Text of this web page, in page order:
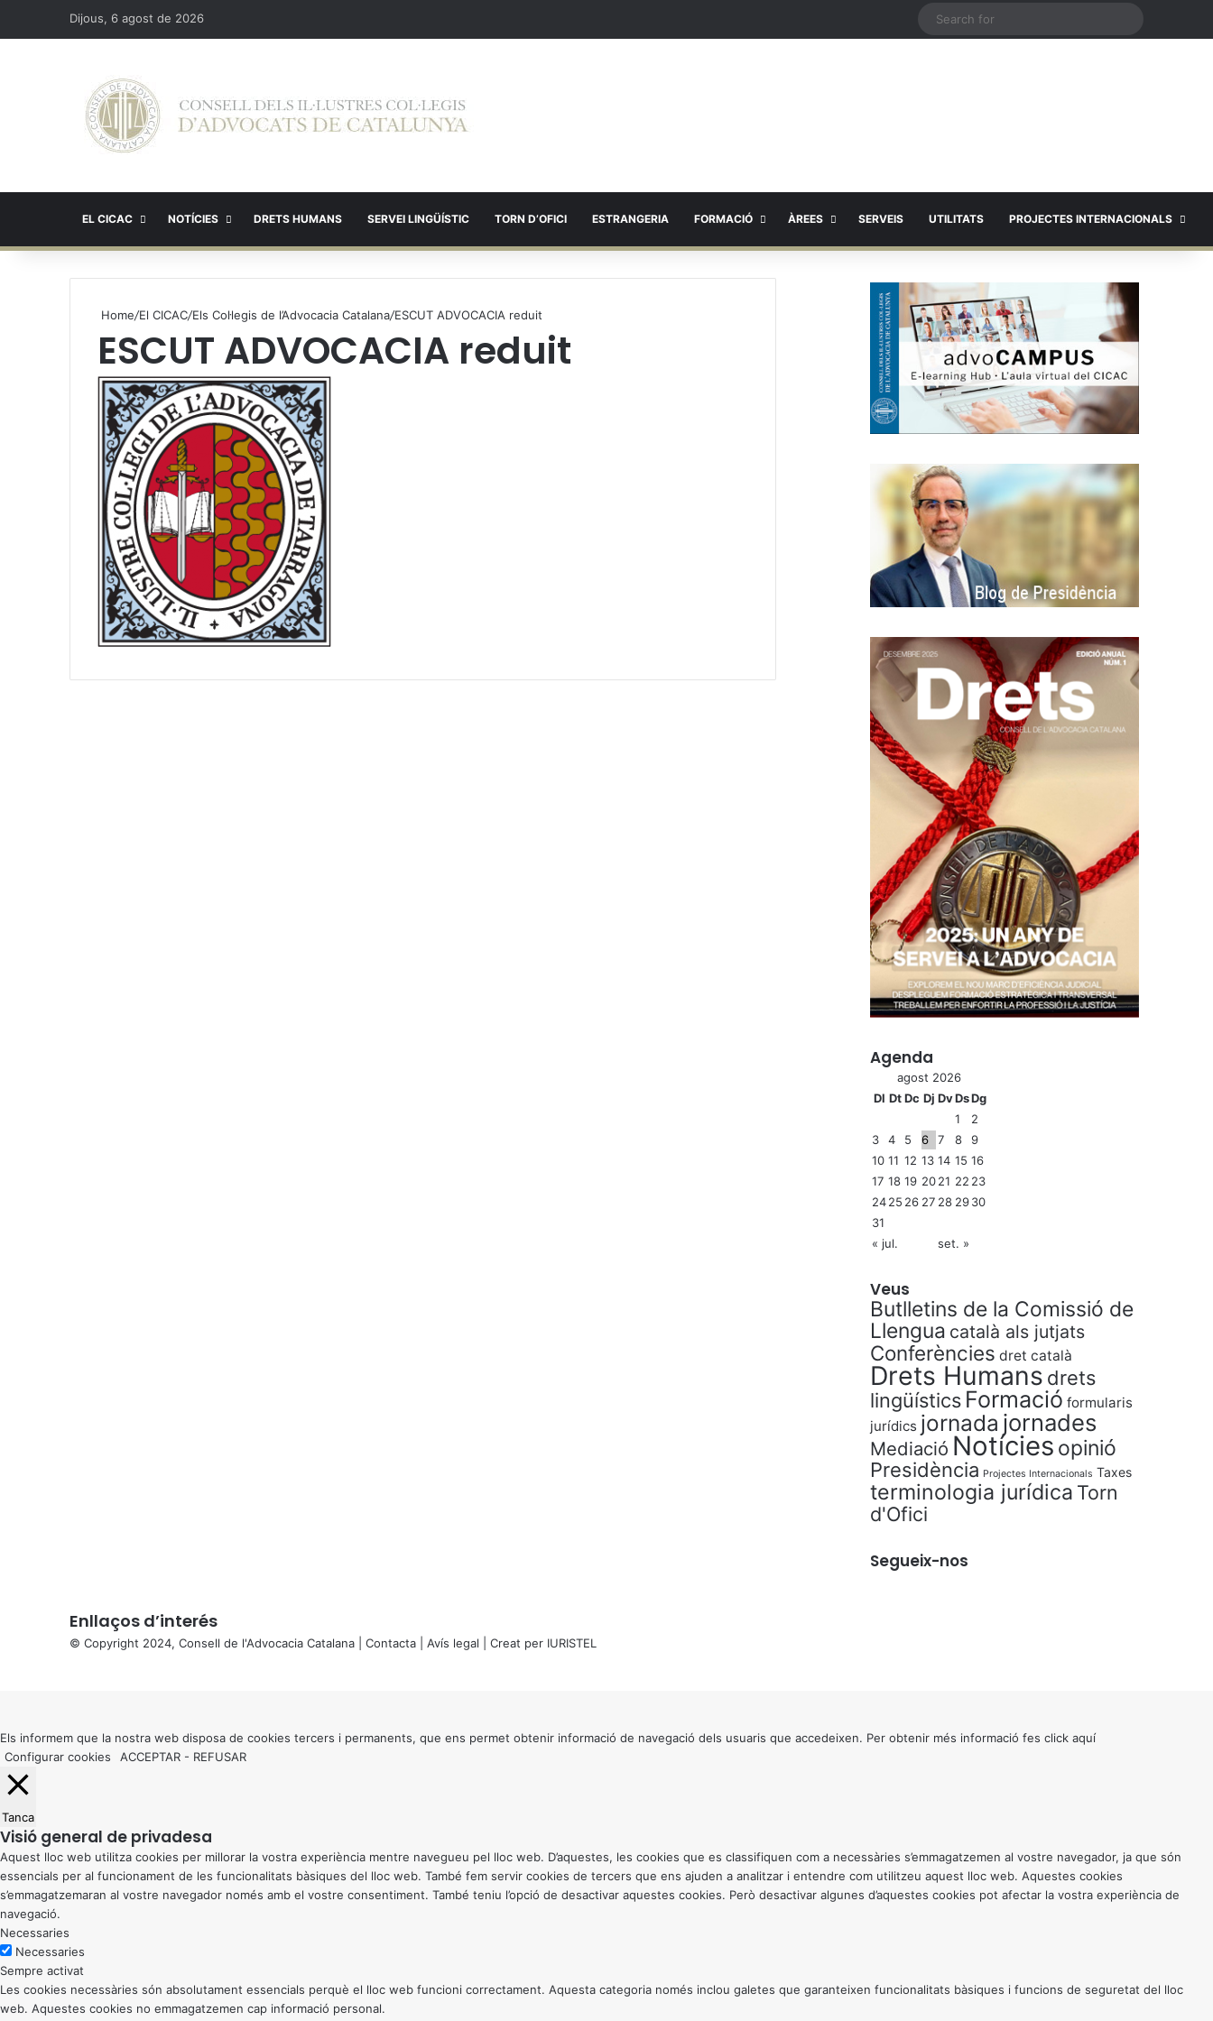
Dijous, 6 agost de 2026
EL CICAC NOTÍCIES DRETS HUMANS SERVEI LINGÜÍSTIC TORN D’OFICI ESTRANGERIA FORMACIÓ ÀREES SERVEIS UTILITATS PROJECTES INTERNACIONALS
Home/El CICAC/Els Col·legis de l’Advocacia Catalana/ESCUT ADVOCACIA reduit
ESCUT ADVOCACIA reduit
Agenda
agost 2026
Dl Dt Dc Dj DvDsDg
1
2
3
4 5 6 7 8
9
10 11 12 13 14 15 16
17 18 19 2021 22 23
2425 26 27 28 2930
31
« jul.
set. »
Veus
Butlletins de la Comissió de
Llengua català als jutjats
Conferències dret català
Drets Humans drets
lingüístics Formació formularis
jurídics jornada jornades
Mediació Notícies opinió
Presidència Projectes Internacionals Taxes
terminologia jurídica Torn
d'Ofici
Segueix-nos
Enllaços d’interés
© Copyright 2024, Consell de l'Advocacia Catalana | Contacta Avís legal | Creat per IURISTEL
button
Els informem que la nostra web disposa de cookies tercers i permanents, que ens permet obtenir informació de navegació dels usuaris que accedeixen. Per obtenir més informació fes click aquí
Configurar cookies
ACCEPTAR - REFUSAR
Tanca
Visió general de privadesa
Aquest lloc web utilitza cookies per millorar la vostra experiència mentre navegueu pel lloc web. D’aquestes, les cookies que es classifiquen com a necessàries s’emmagatzemen al vostre navegador, ja que són
essencials per al funcionament de les funcionalitats bàsiques del lloc web. També fem servir cookies de tercers que ens ajuden a analitzar i entendre com utilitzeu aquest lloc web. Aquestes cookies
s’emmagatzemaran al vostre navegador només amb el vostre consentiment. També teniu l’opció de desactivar aquestes cookies. Però desactivar algunes d’aquestes cookies pot afectar la vostra experiència de
navegació.
Necessaries
Necessaries
Sempre activat
Les cookies necessàries són absolutament essencials perquè el lloc web funcioni correctament. Aquesta categoria només inclou galetes que garanteixen funcionalitats bàsiques i funcions de seguretat del lloc
web. Aquestes cookies no emmagatzemen cap informació personal.